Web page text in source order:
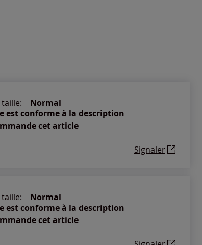
Normal
est conforme à la description
cet article
Signaler
Normal
est conforme à la description
cet article